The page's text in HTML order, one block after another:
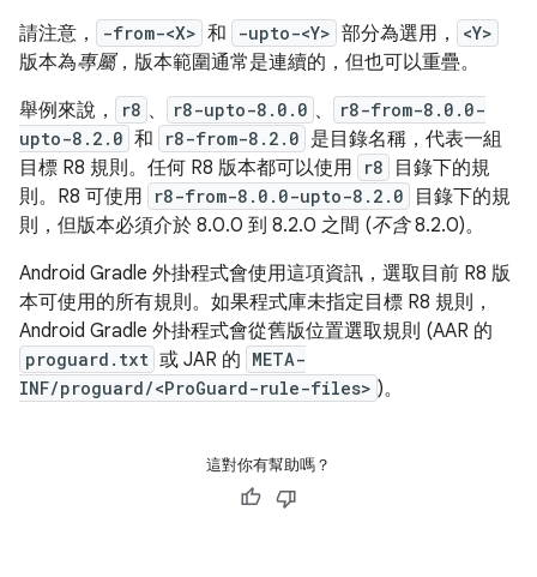
請注意，
-from-<X> 和 -upto-<Y> 部分為選用， <Y>
版本為專屬，版本範圍通常是連續的，但也可以重疊。
舉例來說，
r8 、 r8-upto-8.0.0 、
r8-from-8.0.0-
upto-8.2.0 和 r8-from-8.2.0 是目錄名稱，代表一組
目標 R8 規則。任何 R8 版本都可以使用
r8
目錄下的規
則。R8 可使用
r8-from-8.0.0-upto-8.2.0
目錄下的規
則，但版本必須介於 8.0.0 到 8.2.0 之間 (不含8.2.0)。
Android Gradle 外掛程式會使用這項資訊，選取目前 R8 版
本可使用的所有規則。如果程式庫未指定目標 R8 規則，
Android Gradle 外掛程式會從舊版位置選取規則 (AAR 的
proguard.txt 或 JAR 的 META-
INF/proguard/<ProGuard-rule-files> )。
這對你有幫助嗎？